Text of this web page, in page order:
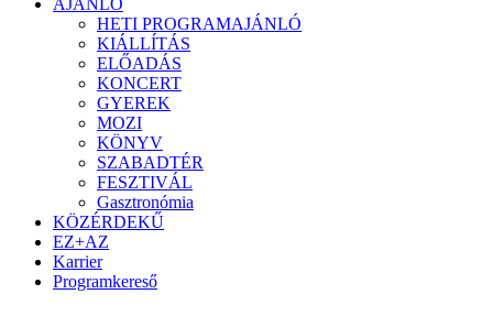
AJÁNLÓ
HETI PROGRAMAJÁNLÓ
KIÁLLÍTÁS
ELŐADÁS
KONCERT
GYEREK
MOZI
KÖNYV
SZABADTÉR
FESZTIVÁL
Gasztronómia
KÖZÉRDEKŰ
EZ+AZ
Karrier
Programkereső